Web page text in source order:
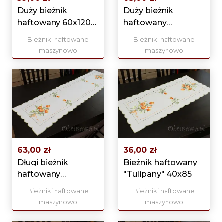
Duży bieżnik
haftowany 60x120
"Maki" biały
Bieżniki haftowane
maszynowo
Duży bieżnik
haftowany
"Tulipany" 60x120
Bieżniki haftowane
maszynowo
63,00 zł
Długi bieżnik
haftowany
"Tulipany" 40x140
Bieżniki haftowane
maszynowo
36,00 zł
Bieżnik haftowany
"Tulipany" 40x85
Bieżniki haftowane
maszynowo